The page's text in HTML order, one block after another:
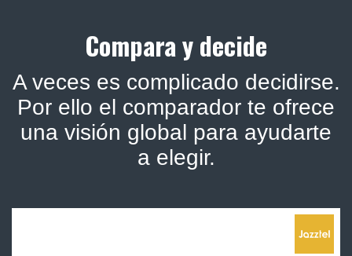
Compara y decide
A veces es complicado decidirse.
Por ello el comparador te ofrece
una visión global para ayudarte
a elegir.